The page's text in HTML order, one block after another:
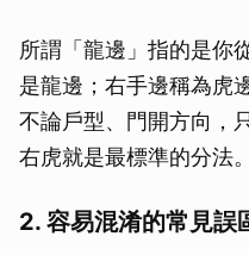
所謂「龍邊」指的是你
是龍邊；右手邊稱為虎
不論戶型、門開方向，
右虎就是最標準的分法。
2. 容易混淆的常見誤